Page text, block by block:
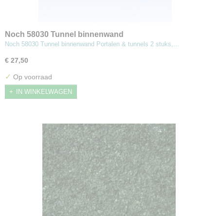
Noch 58030 Tunnel binnenwand
Noch 58030 Tunnel binnenwand Portalen & tunnels 2 stuks,…
€ 27,50
✓ Op voorraad
IN WINKELWAGEN